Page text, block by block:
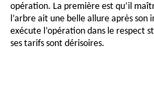
opération. La première est qu’il
l’arbre ait une belle allure après
exécute l’opération dans le respect
ses tarifs sont dérisoires.